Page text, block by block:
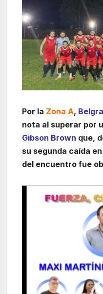
Por la Zona A,
nota al superar por
Gibson Brown que,
su segunda caída
del encuentro fue